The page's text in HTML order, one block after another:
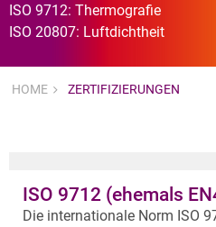
Dienstleister
Hard- & Software
Über uns
ISO 9712: Thermografie
ISO 20807: Luftdichtheit
HOME ZERTIFIZIERUNGEN
ISO 9712 (ehemals
Die internationale Norm ISO